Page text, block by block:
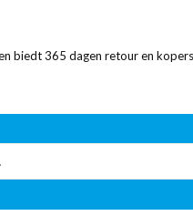
biedt 365 dagen retour en